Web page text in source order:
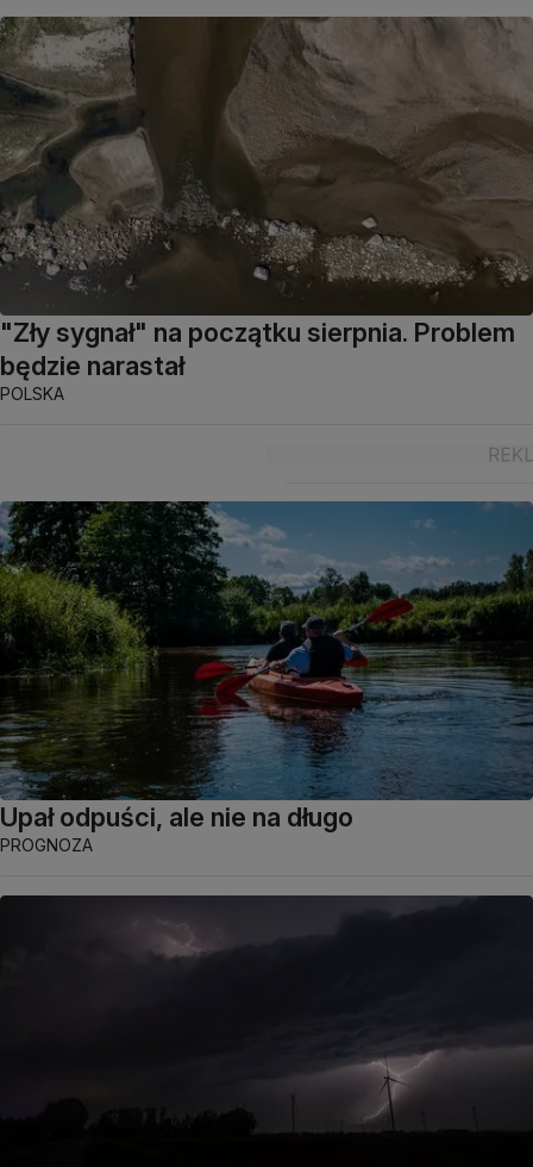
"Zły sygnał" na początku sierpnia. Problem
będzie narastał
POLSKA
Upał odpuści, ale nie na długo
PROGNOZA